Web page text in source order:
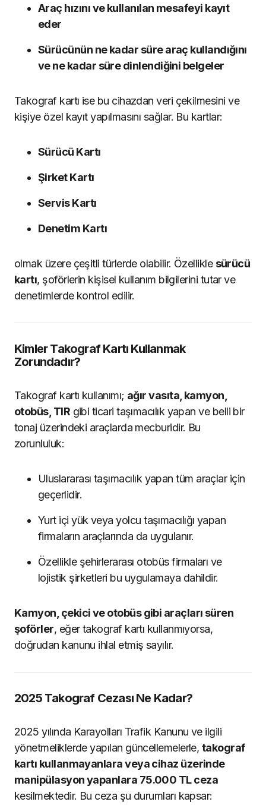
Araç hızını ve kullanılan mesafeyi kayıt
eder
Sürücünün ne kadar süre araç kullandığını
ve ne kadar süre dinlendiğini belgeler
Takograf kartı ise bu cihazdan veri çekilmesini ve
kişiye özel kayıt yapılmasını sağlar. Bu kartlar:
Sürücü Kartı
Şirket Kartı
Servis Kartı
Denetim Kartı
olmak üzere çeşitli türlerde olabilir. Özellikle sürücü
kartı, şoförlerin kişisel kullanım bilgilerini tutar ve
denetimlerde kontrol edilir.
Kimler Takograf Kartı Kullanmak
Zorundadır?
Takograf kartı kullanımı; ağır vasıta, kamyon,
otobüs, TIR gibi ticari taşımacılık yapan ve belli bir
tonaj üzerindeki araçlarda mecburidir. Bu
zorunluluk:
Uluslararası taşımacılık yapan tüm araçlar için
geçerlidir.
Yurt içi yük veya yolcu taşımacılığı yapan
firmaların araçlarında da uygulanır.
Özellikle şehirlerarası otobüs firmaları ve
lojistik şirketleri bu uygulamaya dahildir.
Kamyon, çekici ve otobüs gibi araçları süren
şoförler, eğer takograf kartı kullanmıyorsa,
doğrudan kanunu ihlal etmiş sayılır.
2025 Takograf Cezası Ne Kadar?
2025 yılında Karayolları Trafik Kanunu ve ilgili
yönetmeliklerde yapılan güncellemelerle, takograf
kartı kullanmayanlara veya cihaz üzerinde
manipülasyon yapanlara 75.000 TL ceza
kesilmektedir. Bu ceza şu durumları kapsar: